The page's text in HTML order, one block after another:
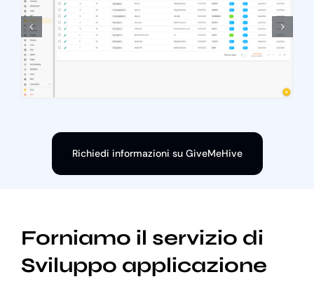
Richiedi informazioni su GiveMeHive
Forniamo il servizio di
Sviluppo applicazione